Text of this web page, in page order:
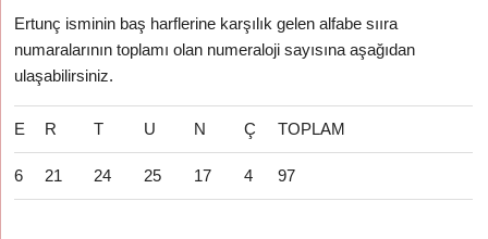
Ertunç isminin baş harflerine karşılık gelen alfabe sııra
numaralarının toplamı olan numeraloji sayısına aşağıdan
ulaşabilirsiniz.
E R T U N Ç TOPLAM
6 21 24 25 17 4 97